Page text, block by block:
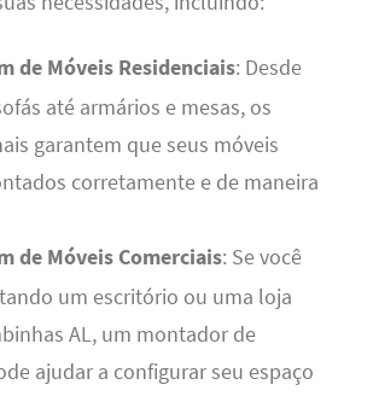
de Móveis Residenciais: Desde
até armários e mesas, os
garantem que seus móveis
corretamente e de maneira
de Móveis Comerciais: Se você
um escritório ou uma loja
AL, um montador de
ajudar a configurar seu espaço